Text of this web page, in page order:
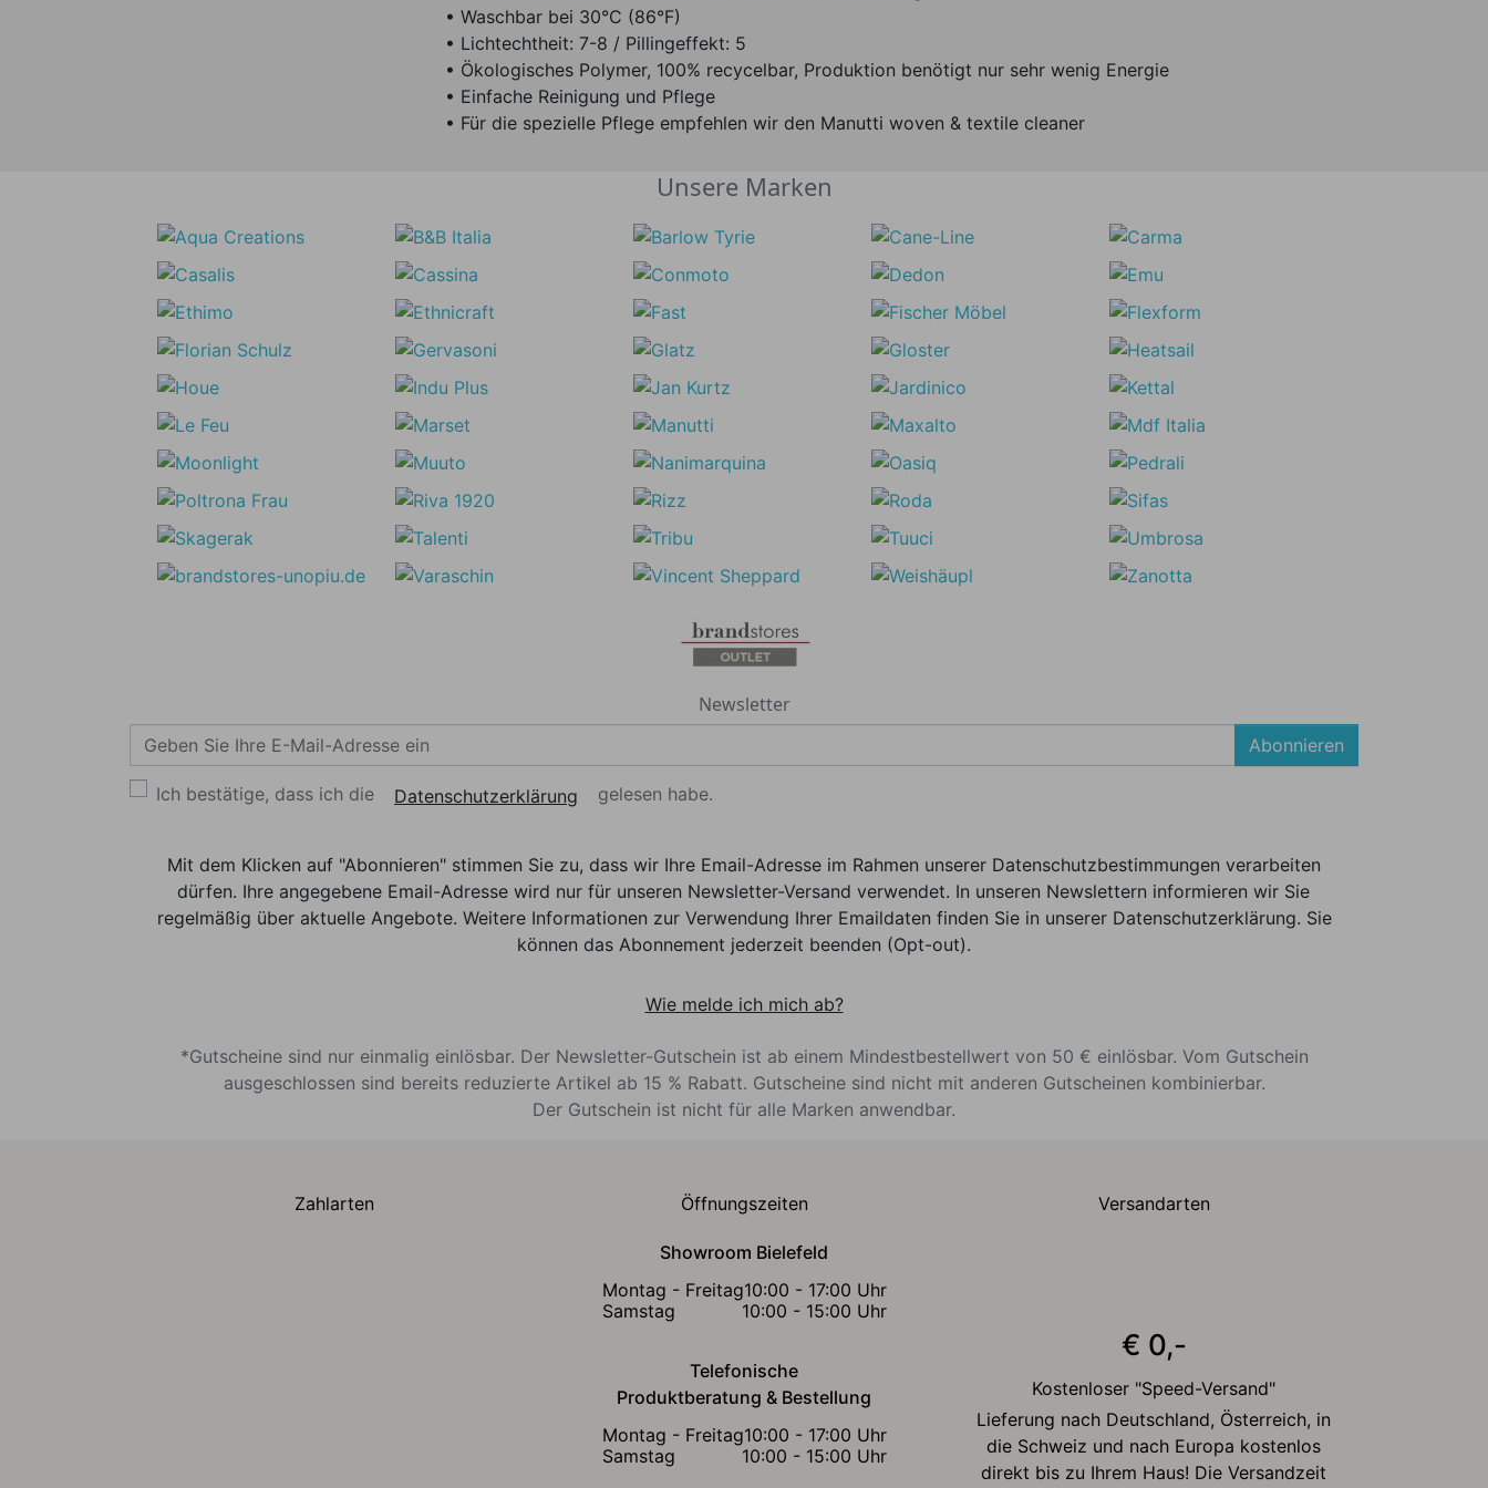
• Waschbar bei 30°C (86°F)
• Lichtechtheit: 7-8 / Pillingeffekt: 5
• Ökologisches Polymer, 100% recycelbar, Produktion benötigt nur sehr wenig Energie
• Einfache Reinigung und Pflege
• Für die spezielle Pflege empfehlen wir den Manutti woven & textile cleaner
Unsere Marken
Newsletter
Abonnieren
Ich bestätige, dass ich die Datenschutzerklärung gelesen habe.
Mit dem Klicken auf "Abonnieren" stimmen Sie zu, dass wir Ihre Email-Adresse im Rahmen unserer Datenschutzbestimmungen verarbeiten
dürfen. Ihre angegebene Email-Adresse wird nur für unseren Newsletter-Versand verwendet. In unseren Newslettern informieren wir Sie
regelmäßig über aktuelle Angebote. Weitere Informationen zur Verwendung Ihrer Emaildaten finden Sie in unserer Datenschutzerklärung. Sie
können das Abonnement jederzeit beenden (Opt-out).
Wie melde ich mich ab?
*Gutscheine sind nur einmalig einlösbar. Der Newsletter-Gutschein ist ab einem Mindestbestellwert von 50 € einlösbar. Vom Gutschein
ausgeschlossen sind bereits reduzierte Artikel ab 15 % Rabatt. Gutscheine sind nicht mit anderen Gutscheinen kombinierbar.
Der Gutschein ist nicht für alle Marken anwendbar.
Zahlarten Öffnungszeiten
Showroom Bielefeld
Montag - Freitag10:00 - 17:00 Uhr
Samstag
10:00 - 15:00 Uhr
Telefonische
Produktberatung & Bestellung
Montag - Freitag10:00 - 17:00 Uhr
Samstag
10:00 - 15:00 Uhr
Versandarten
€ 0,-
Kostenloser "Speed-Versand"
Lieferung nach Deutschland, Österreich, in
die Schweiz und nach Europa kostenlos
direkt bis zu Ihrem Haus! Die Versandzeit